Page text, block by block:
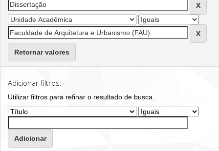
Retornar valores
Adicionar filtros:
Utilizar filtros para refinar o resultado de busca.